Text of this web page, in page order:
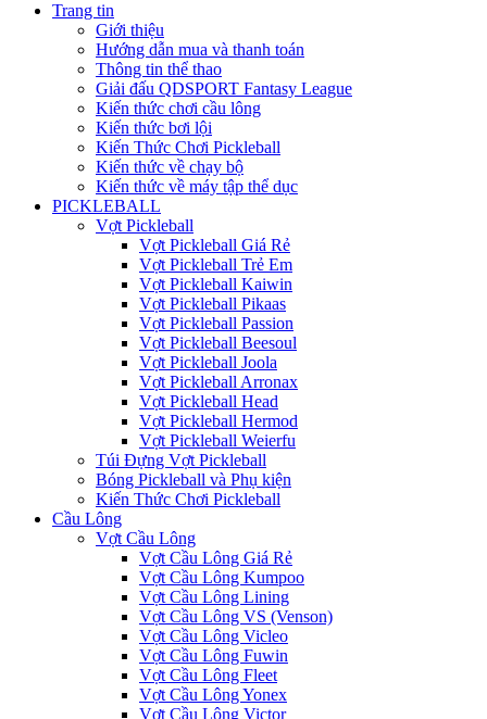
Trang tin
Giới thiệu
Hướng dẫn mua và thanh toán
Thông tin thể thao
Giải đấu QDSPORT Fantasy League
Kiến thức chơi cầu lông
Kiến thức bơi lội
Kiến Thức Chơi Pickleball
Kiến thức về chạy bộ
Kiến thức về máy tập thể dục
PICKLEBALL
Vợt Pickleball
Vợt Pickleball Giá Rẻ
Vợt Pickleball Trẻ Em
Vợt Pickleball Kaiwin
Vợt Pickleball Pikaas
Vợt Pickleball Passion
Vợt Pickleball Beesoul
Vợt Pickleball Joola
Vợt Pickleball Arronax
Vợt Pickleball Head
Vợt Pickleball Hermod
Vợt Pickleball Weierfu
Túi Đựng Vợt Pickleball
Bóng Pickleball và Phụ kiện
Kiến Thức Chơi Pickleball
Cầu Lông
Vợt Cầu Lông
Vợt Cầu Lông Giá Rẻ
Vợt Cầu Lông Kumpoo
Vợt Cầu Lông Lining
Vợt Cầu Lông VS (Venson)
Vợt Cầu Lông Vicleo
Vợt Cầu Lông Fuwin
Vợt Cầu Lông Fleet
Vợt Cầu Lông Yonex
Vợt Cầu Lông Victor